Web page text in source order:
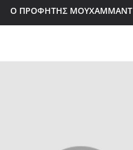
Ο ΠΡΟΦΗΤΗΣ ΜΟΥΧΑΜΜΑΝΤ